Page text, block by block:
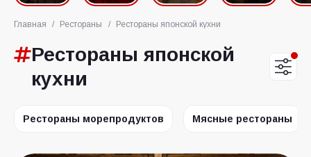
Главная / Рестораны / Рестораны японской кухни
Рестораны японской
кухни
Рестораны морепродуктов Мясные рестораны